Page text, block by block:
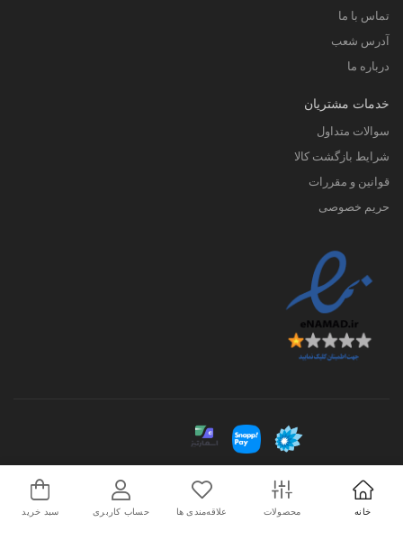
تماس با ما
آدرس شعب
درباره ما
خدمات مشتریان
سوالات متداول
شرایط بازگشت کالا
قوانین و مقررات
حریم خصوصی
کلیه حقوق این سایت متعلق به فروشگاه پوشاک ورزشی اسپورتلند می باشد. 2026©
طراحی و اجرا توسط
خانه محصولات علاقه‌مندی ها حساب کاربری سبد خرید